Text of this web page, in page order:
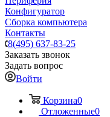
Конфигуратор
Сборка компьютера
Контакты
8(495) 637-83-25
Заказать звонок
Задать вопрос
Войти
Корзина0
Отложенные0